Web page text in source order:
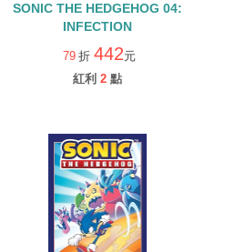
SONIC THE HEDGEHOG 04:
INFECTION
79 折 442元
紅利 2 點